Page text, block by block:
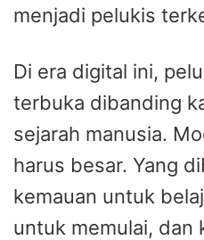
menjadi pelukis
Di era digital ini,
terbuka dibanding
sejarah manusia.
harus besar. Yang
kemauan untuk
untuk memulai, dan